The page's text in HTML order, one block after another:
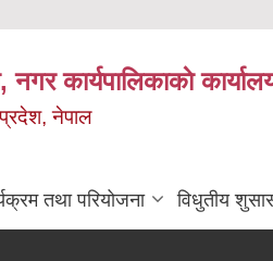
कार्यपालिकाकाे
प्रदेश, नेपाल
तथा परियोजना विधुतीय